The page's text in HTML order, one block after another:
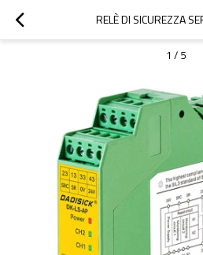
RELÈ DI SICUREZZA
1 / 5